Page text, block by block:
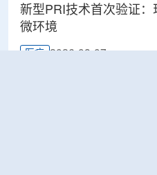
新型PRI技术首次验证
微环境
医疗 2026-08-07